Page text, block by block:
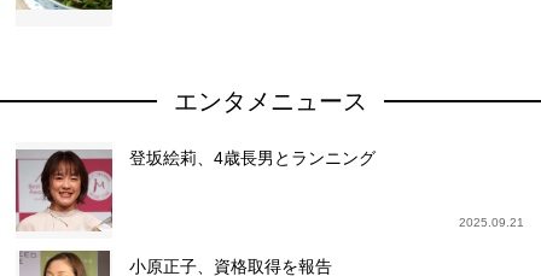
エンタメニュース
登坂絵莉、4歳長男とランニング
2025.09.21
小原正子、資格取得を報告